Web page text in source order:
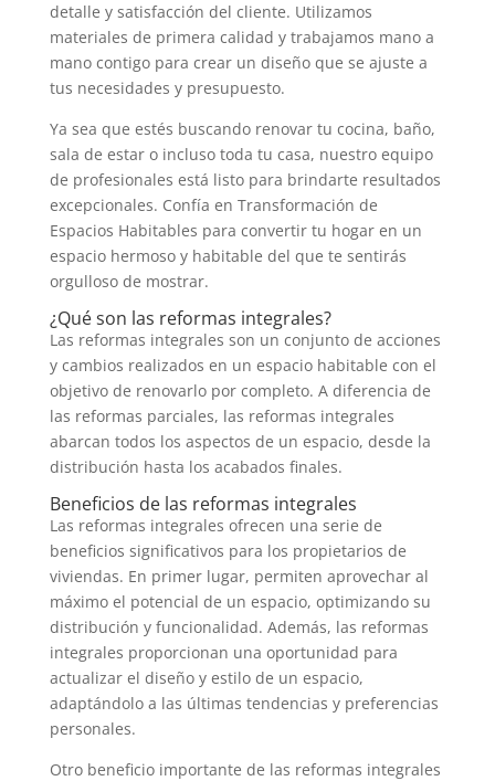
detalle y satisfacción del cliente. Utilizamos
materiales de primera calidad y trabajamos mano a
mano contigo para crear un diseño que se ajuste a
tus necesidades y presupuesto.
Ya sea que estés buscando renovar tu cocina, baño,
sala de estar o incluso toda tu casa, nuestro equipo
de profesionales está listo para brindarte resultados
excepcionales. Confía en Transformación de
Espacios Habitables para convertir tu hogar en un
espacio hermoso y habitable del que te sentirás
orgulloso de mostrar.
¿Qué son las reformas integrales?
Las reformas integrales son un conjunto de acciones
y cambios realizados en un espacio habitable con el
objetivo de renovarlo por completo. A diferencia de
las reformas parciales, las reformas integrales
abarcan todos los aspectos de un espacio, desde la
distribución hasta los acabados finales.
Beneficios de las reformas integrales
Las reformas integrales ofrecen una serie de
beneficios significativos para los propietarios de
viviendas. En primer lugar, permiten aprovechar al
máximo el potencial de un espacio, optimizando su
distribución y funcionalidad. Además, las reformas
integrales proporcionan una oportunidad para
actualizar el diseño y estilo de un espacio,
adaptándolo a las últimas tendencias y preferencias
personales.
Otro beneficio importante de las reformas integrales